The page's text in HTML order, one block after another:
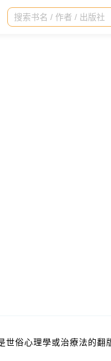
俗心理學或治療法的翻